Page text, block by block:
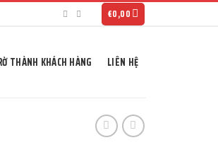
€0,00
THÀNH KHÁCH HÀNG LIÊN HỆ